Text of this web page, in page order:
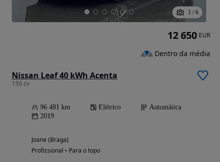
1 / 6
Nissan Leaf 40 kWh Acenta
150 cv
96 481 km Elétrico
Automática
2019
Joane (Braga)
Profissional • Para o topo
12 650 EUR
Dentro da média